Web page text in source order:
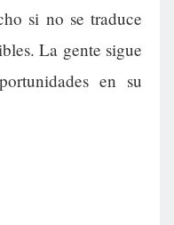
si no se traduce
La gente sigue
en su